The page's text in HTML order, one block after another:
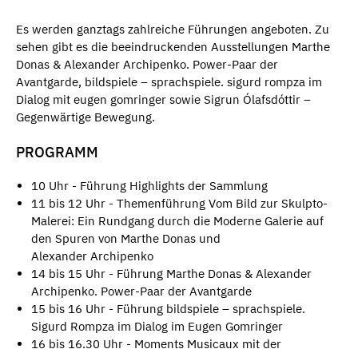
Es werden ganztags zahlreiche Führungen angeboten. Zu
sehen gibt es die beeindruckenden Ausstellungen Marthe
Donas & Alexander Archipenko. Power-Paar der
Avantgarde, bildspiele – sprachspiele. sigurd rompza im
Dialog mit eugen gomringer sowie Sigrun Ólafsdóttir –
Gegenwärtige Bewegung.
PROGRAMM
10 Uhr - Führung Highlights der Sammlung
11 bis 12 Uhr - Themenführung Vom Bild zur Skulpto-
Malerei: Ein Rundgang durch die Moderne Galerie auf
den Spuren von Marthe Donas und
Alexander Archipenko
14 bis 15 Uhr - Führung Marthe Donas & Alexander
Archipenko. Power-Paar der Avantgarde
15 bis 16 Uhr - Führung bildspiele – sprachspiele.
Sigurd Rompza im Dialog im Eugen Gomringer
16 bis 16.30 Uhr - Moments Musicaux mit der